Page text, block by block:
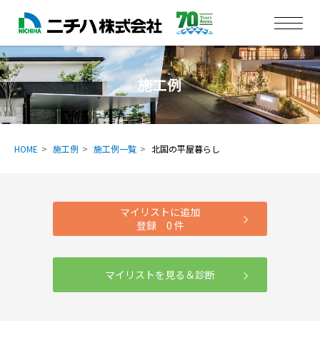
施工例
HOME 施工例 施工例一覧 北国の平屋暮らし
マイリストに追加
登録 0 件
マイリストを見る＆診断